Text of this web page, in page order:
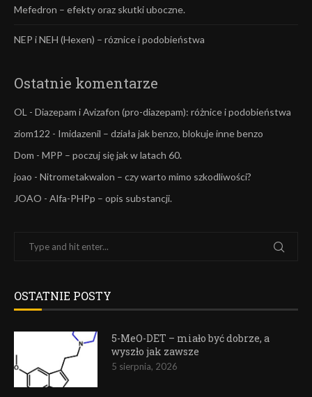
Mefedron – efekty oraz skutki uboczne.
NEP i NEH (Hexen) – róznice i podobieństwa
Ostatnie komentarze
OL - Diazepam i Avizafon (pro-diazepam): różnice i podobieństwa
ziom122 - Imidazenil – działa jak benzo, blokuje inne benzo
Dom - MPP – poczuj się jak w latach 60.
joao - Nitrometakwalon – czy warto mimo szkodliwości?
JOAO - Alfa-PHPp – opis substancji.
OSTATNIE POSTY
5-MeO-DET – miało być dobrze, a
wyszło jak zawsze
5 sierpnia, 2026